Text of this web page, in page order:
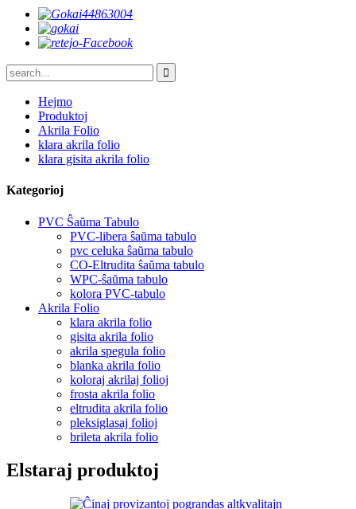
Hejmo
Produktoj
Akrila Folio
klara akrila folio
klara gisita akrila folio
Kategorioj
PVC Ŝaŭma Tabulo
PVC-libera ŝaŭma tabulo
pvc celuka ŝaŭma tabulo
CO-Eltrudita ŝaŭma tabulo
WPC-ŝaŭma tabulo
kolora PVC-tabulo
Akrila Folio
klara akrila folio
gisita akrila folio
akrila spegula folio
blanka akrila folio
koloraj akrilaj folioj
frosta akrila folio
eltrudita akrila folio
pleksiglasaj folioj
brileta akrila folio
Elstaraj produktoj